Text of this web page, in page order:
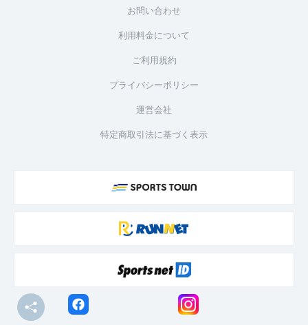
お問い合わせ
利用料金について
ご利用規約
プライバシーポリシー
運営会社
特定商取引法に基づく表示